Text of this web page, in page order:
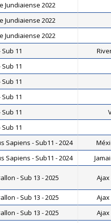
Jundiaiense 2022
Jundiaiense 2022
Jundiaiense 2022
11
11
11
11
11
11
Sapiens - Sub11 - 2024
Sapiens - Sub11 - 2024
- Sub 13 - 2025 Ajax
- Sub 13 - 2025
Ajax
- Sub 13 - 2025
Ajax